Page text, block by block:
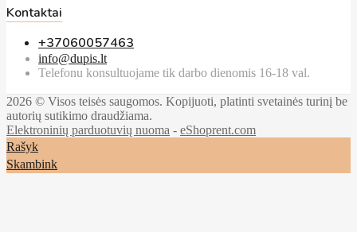
Kontaktai
+37060057463
info@dupis.lt
Telefonu konsultuojame tik darbo dienomis 16-18 val.
2026 © Visos teisės saugomos. Kopijuoti, platinti svetainės turinį be
autorių sutikimo draudžiama.
Elektroninių parduotuvių nuoma - eShoprent.com
Rašyk
Skambink